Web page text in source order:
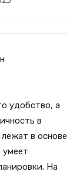
удобство, а
в
в основе
умеет
На